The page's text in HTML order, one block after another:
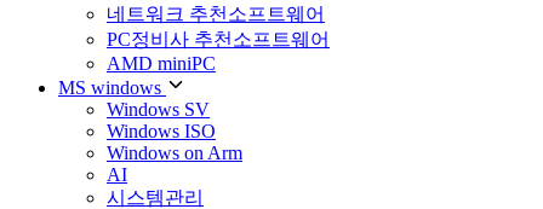
네트워크 추천소프트웨어
PC정비사 추천소프트웨어
AMD miniPC
MS windows
Windows SV
Windows ISO
Windows on Arm
AI
시스템관리